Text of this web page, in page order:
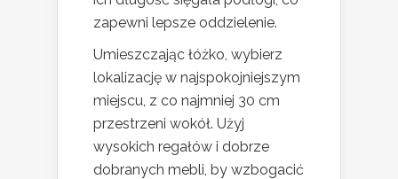
zapewni lepsze oddzielenie.
Umieszczając łóżko, wybierz
lokalizację w najspokojniejszym
miejscu, z co najmniej 30 cm
przestrzeni wokół. Użyj
wysokich regałów i dobrze
dobranych mebli, by wzbogacić